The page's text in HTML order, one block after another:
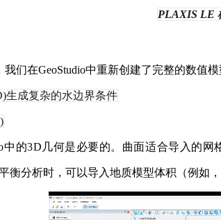
PLAXIS LE
们在GeoStudio中重新创建了完整的数值
生成复杂的水边界条件
的3D几何是必要的。曲面适合导入的网
衡分析时，可以导入地质模型体积（例如，